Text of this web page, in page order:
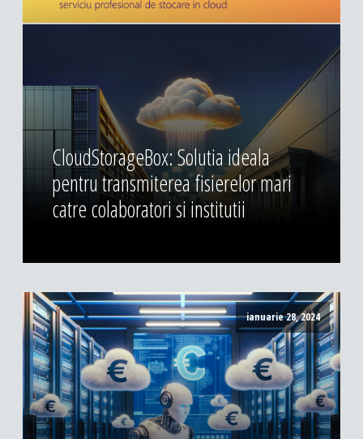
CloudStorageBox: Solutia ideala
pentru transmiterea fisierelor mari
catre colaboratori si institutii
ianuarie 28, 2024